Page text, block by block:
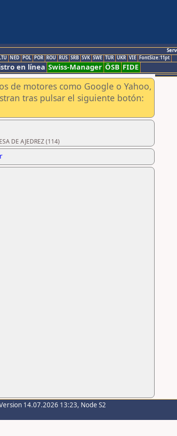
NED POL POR ROU RUS SRB SVK SWE TUR UKR VIE FontSize:11pt
en línea Swiss-Manager ÖSB FIDE
de motores como Google o Yahoo,
tras pulsar el siguiente botón:
DE AJEDREZ (114)
14.07.2026 13:23, Node S2